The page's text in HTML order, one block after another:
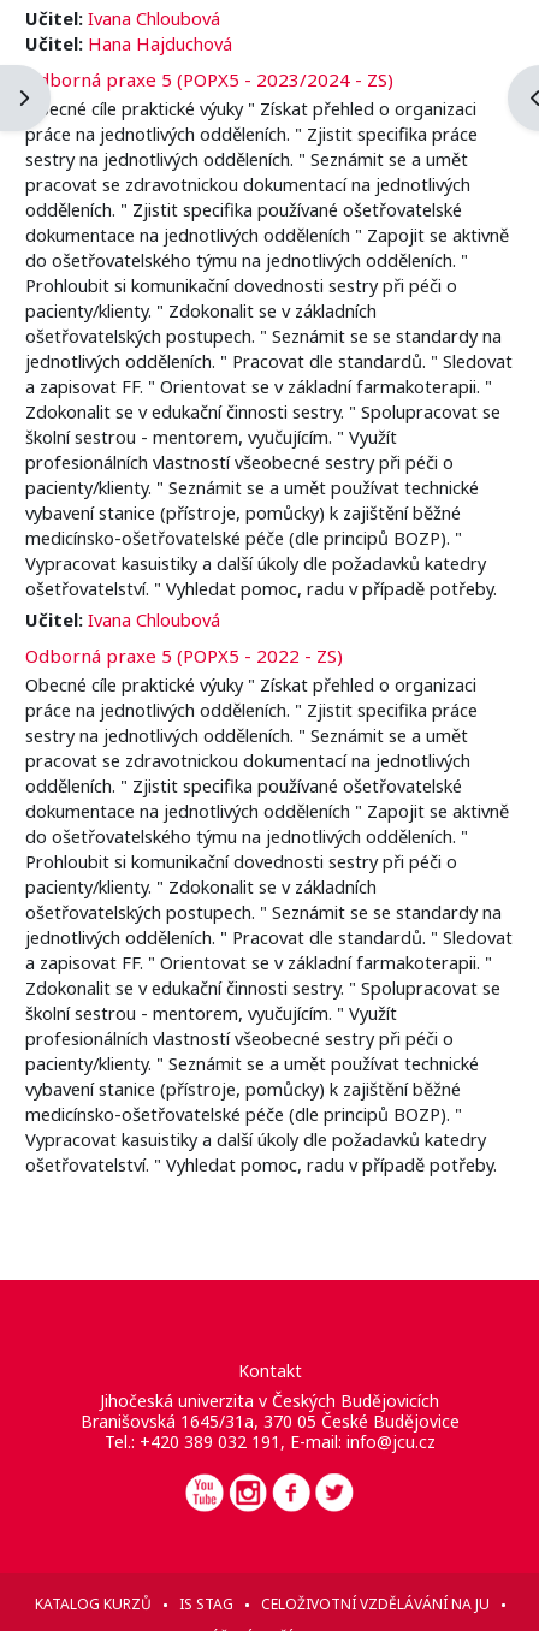
Otevřít panel bloku
Učitel: Ivana Chloubová
Učitel: Hana Hajduchová
Odborná praxe 5 (POPX5 - 2023/2024 - ZS)
Obecné cíle praktické výuky " Získat přehled o organizaci
práce na jednotlivých odděleních. " Zjistit specifika práce
sestry na jednotlivých odděleních. " Seznámit se a umět
pracovat se zdravotnickou dokumentací na jednotlivých
odděleních. " Zjistit specifika používané ošetřovatelské
dokumentace na jednotlivých odděleních " Zapojit se aktivně
do ošetřovatelského týmu na jednotlivých odděleních. "
Prohloubit si komunikační dovednosti sestry při péči o
pacienty/klienty. " Zdokonalit se v základních
ošetřovatelských postupech. " Seznámit se se standardy na
jednotlivých odděleních. " Pracovat dle standardů. " Sledovat
a zapisovat FF. " Orientovat se v základní farmakoterapii. "
Zdokonalit se v edukační činnosti sestry. " Spolupracovat se
školní sestrou - mentorem, vyučujícím. " Využít
profesionálních vlastností všeobecné sestry při péči o
pacienty/klienty. " Seznámit se a umět používat technické
vybavení stanice (přístroje, pomůcky) k zajištění běžné
medicínsko-ošetřovatelské péče (dle principů BOZP). "
Vypracovat kasuistiky a další úkoly dle požadavků katedry
ošetřovatelství. " Vyhledat pomoc, radu v případě potřeby.
Učitel: Ivana Chloubová
Odborná praxe 5 (POPX5 - 2022 - ZS)
Obecné cíle praktické výuky " Získat přehled o organizaci
práce na jednotlivých odděleních. " Zjistit specifika práce
sestry na jednotlivých odděleních. " Seznámit se a umět
pracovat se zdravotnickou dokumentací na jednotlivých
odděleních. " Zjistit specifika používané ošetřovatelské
dokumentace na jednotlivých odděleních " Zapojit se aktivně
do ošetřovatelského týmu na jednotlivých odděleních. "
Prohloubit si komunikační dovednosti sestry při péči o
pacienty/klienty. " Zdokonalit se v základních
ošetřovatelských postupech. " Seznámit se se standardy na
jednotlivých odděleních. " Pracovat dle standardů. " Sledovat
a zapisovat FF. " Orientovat se v základní farmakoterapii. "
Zdokonalit se v edukační činnosti sestry. " Spolupracovat se
školní sestrou - mentorem, vyučujícím. " Využít
profesionálních vlastností všeobecné sestry při péči o
pacienty/klienty. " Seznámit se a umět používat technické
vybavení stanice (přístroje, pomůcky) k zajištění běžné
medicínsko-ošetřovatelské péče (dle principů BOZP). "
Vypracovat kasuistiky a další úkoly dle požadavků katedry
ošetřovatelství. " Vyhledat pomoc, radu v případě potřeby.
Kontakt
Jihočeská univerzita v Českých Budějovicích
Branišovská 1645/31a, 370 05 České Budějovice
Tel.: +420 389 032 191, E-mail: info@jcu.cz
KATALOG KURZŮ IS STAG
CELOŽIVOTNÍ VZDĚLÁVÁNÍ NA JU